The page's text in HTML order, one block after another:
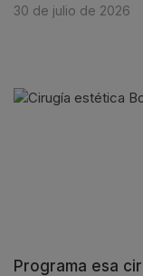
30 de julio de 2026
Programa esa